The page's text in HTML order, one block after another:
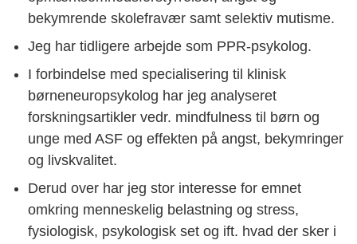
bekymrende skolefravær samt selektiv mutisme.
Jeg har tidligere arbejde som PPR-psykolog.
I forbindelse med specialisering til klinisk
børneneuropsykolog har jeg analyseret
forskningsartikler vedr. mindfulness til børn og
unge med ASF og effekten på angst, bekymringer
og livskvalitet.
Derud over har jeg stor interesse for emnet
omkring menneskelig belastning og stress,
fysiologisk, psykologisk set og ift. hvad der sker i